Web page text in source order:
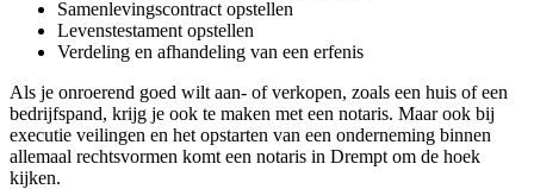
Samenlevingscontract opstellen
Levenstestament opstellen
Verdeling en afhandeling van een erfenis
Als je onroerend goed wilt aan- of verkopen, zoals een huis of een
bedrijfspand, krijg je ook te maken met een notaris. Maar ook bij
executie veilingen en het opstarten van een onderneming binnen
allemaal rechtsvormen komt een notaris in Drempt om de hoek
kijken.